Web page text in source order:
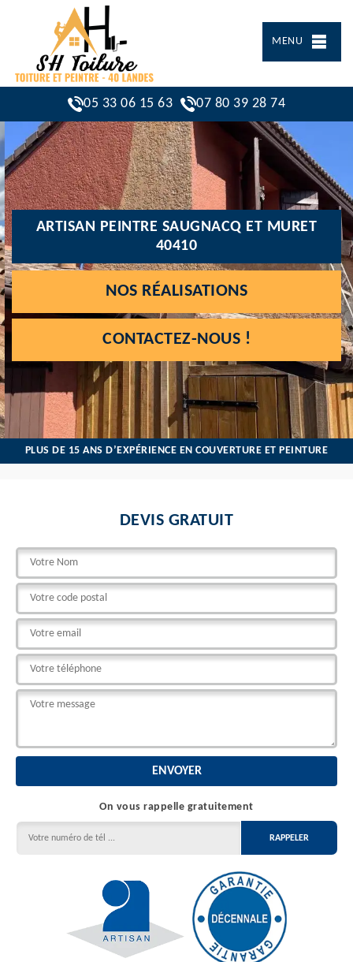
MENU
05 33 06 15 63 07 80 39 28 74
ARTISAN PEINTRE SAUGNACQ ET MURET
40410
NOS RÉALISATIONS
CONTACTEZ-NOUS !
PLUS DE 15 ANS D’EXPÉRIENCE EN COUVERTURE ET PEINTURE
DEVIS GRATUIT
On vous rappelle gratuitement